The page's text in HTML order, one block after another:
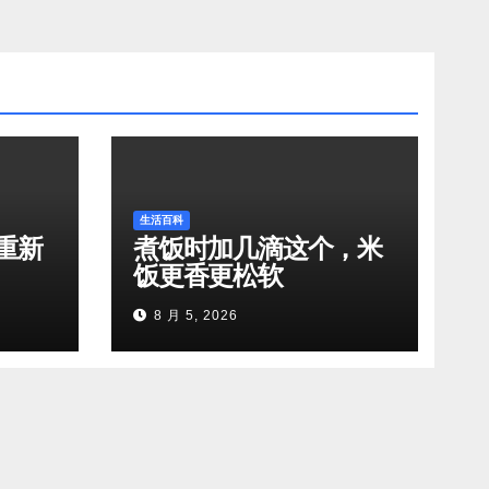
新
生活百科
煮饭时加几滴这个，米
饭更香更松软
8 月 5, 2026